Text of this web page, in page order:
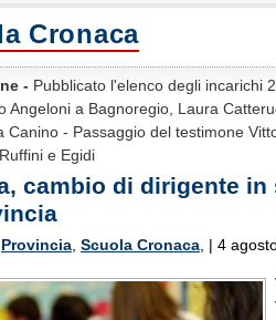
Cronaca
- Pubblicato l'elenco degli incarichi
Angeloni a Bagnoregio, Laura
Canino - Passaggio del testimone
e Egidi
cambio di dirigente
Provincia, Scuola Cronaca, | 4